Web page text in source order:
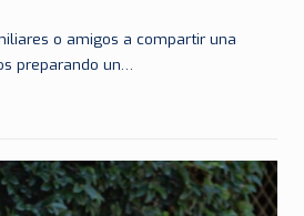
o amigos a compartir una
preparando un…